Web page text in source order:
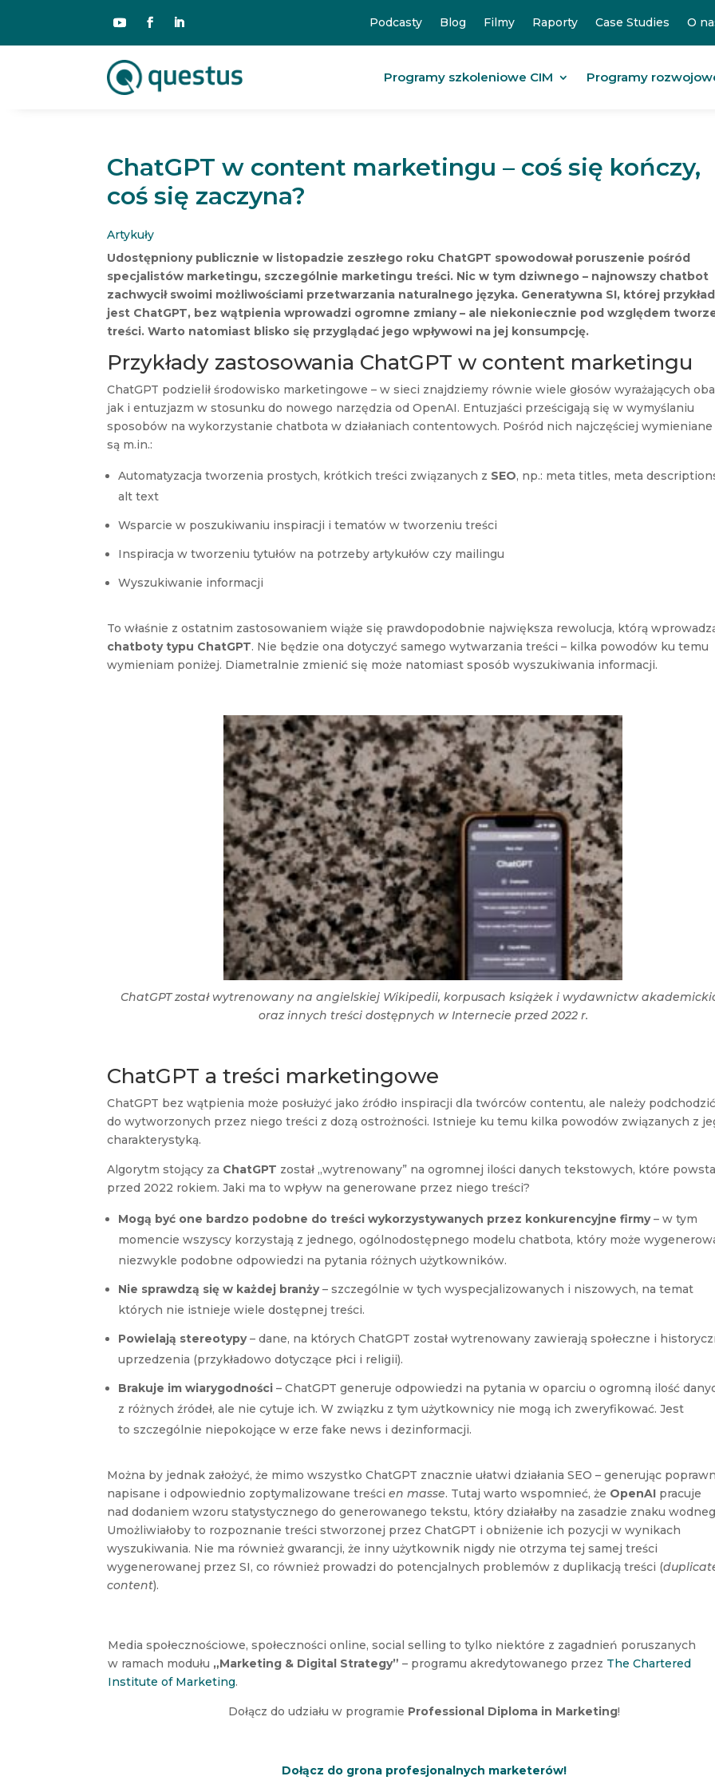
Podcasty Blog Filmy Raporty Case Studies O
Programy szkoleniowe CIM Programy
ChatGPT w content marketingu – coś się kończy,
coś się zaczyna?
Artykuły
Udostępniony publicznie w listopadzie zeszłego roku ChatGPT spowodował poruszenie pośród
specjalistów marketingu, szczególnie marketingu treści. Nic w tym dziwnego – najnowszy chatbot
zachwycił swoimi możliwościami przetwarzania naturalnego języka. Generatywna SI, której
jest ChatGPT, bez wątpienia wprowadzi ogromne zmiany – ale niekoniecznie pod względem
treści. Warto natomiast blisko się przyglądać jego wpływowi na jej konsumpcję.
Przykłady zastosowania ChatGPT w content marketingu
ChatGPT podzielił środowisko marketingowe – w sieci znajdziemy równie wiele głosów wyrażających
jak i entuzjazm w stosunku do nowego narzędzia od OpenAI. Entuzjaści prześcigają się w wymyślaniu
sposobów na wykorzystanie chatbota w działaniach contentowych. Pośród nich najczęściej wymieniane
są m.in.:
Automatyzacja tworzenia prostych, krótkich treści związanych z SEO, np.: meta titles, meta
alt text
Wsparcie w poszukiwaniu inspiracji i tematów w tworzeniu treści
Inspiracja w tworzeniu tytułów na potrzeby artykułów czy mailingu
Wyszukiwanie informacji
To właśnie z ostatnim zastosowaniem wiąże się prawdopodobnie największa rewolucja, którą
chatboty typu ChatGPT. Nie będzie ona dotyczyć samego wytwarzania treści – kilka powodów ku temu
wymieniam poniżej. Diametralnie zmienić się może natomiast sposób wyszukiwania informacji.
ChatGPT został wytrenowany na angielskiej Wikipedii, korpusach książek i wydawnictw
oraz innych treści dostępnych w Internecie przed 2022 r.
ChatGPT a treści marketingowe
ChatGPT bez wątpienia może posłużyć jako źródło inspiracji dla twórców contentu, ale należy podchodzić
do wytworzonych przez niego treści z dozą ostrożności. Istnieje ku temu kilka powodów związanych z
charakterystyką.
Algorytm stojący za ChatGPT został „wytrenowany” na ogromnej ilości danych tekstowych, które
przed 2022 rokiem. Jaki ma to wpływ na generowane przez niego treści?
Mogą być one bardzo podobne do treści wykorzystywanych przez konkurencyjne firmy– w tym
momencie wszyscy korzystają z jednego, ogólnodostępnego modelu chatbota, który może
niezwykle podobne odpowiedzi na pytania różnych użytkowników.
Nie sprawdzą się w każdej branży– szczególnie w tych wyspecjalizowanych i niszowych, na temat
których nie istnieje wiele dostępnej treści.
Powielają stereotypy– dane, na których ChatGPT został wytrenowany zawierają społeczne i
uprzedzenia (przykładowo dotyczące płci i religii).
Brakuje im wiarygodności – ChatGPT generuje odpowiedzi na pytania w oparciu o ogromną ilość
z różnych źródeł, ale nie cytuje ich. W związku z tym użytkownicy nie mogą ich zweryfikować. Jest
to szczególnie niepokojące w erze fake news i dezinformacji.
Można by jednak założyć, że mimo wszystko ChatGPT znacznie ułatwi działania SEO – generując
napisane i odpowiednio zoptymalizowane treścien masse. Tutaj warto wspomnieć, że OpenAI pracuje
nad dodaniem wzoru statystycznego do generowanego tekstu, który działałby na zasadzie znaku
Umożliwiałoby to rozpoznanie treści stworzonej przez ChatGPT i obniżenie ich pozycji w wynikach
wyszukiwania. Nie ma również gwarancji, że inny użytkownik nigdy nie otrzyma tej samej treści
wygenerowanej przez SI, co również prowadzi do potencjalnych problemów z duplikacją treści (
content).
Media społecznościowe, społeczności online, social selling to tylko niektóre z zagadnień poruszanych
w ramach modułu „Marketing & Digital Strategy” – programu akredytowanego przez The Chartered
Institute of Marketing.
Dołącz do udziału w programie Professional Diploma in Marketing!
Dołącz do grona profesjonalnych marketerów!